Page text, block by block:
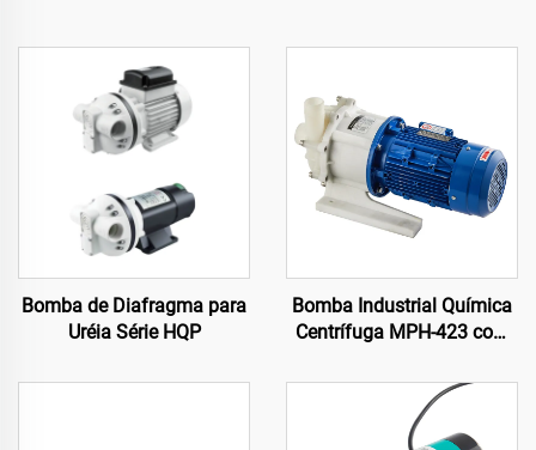
Bomba de Diafragma para
Uréia Série HQP
Bomba Industrial Química
Centrífuga MPH-423 com
Líquidos Agressivos em
Processamento